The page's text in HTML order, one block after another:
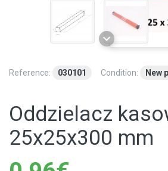
Reference: 030101 Condition: New
Oddzielacz
25х25x300 mm